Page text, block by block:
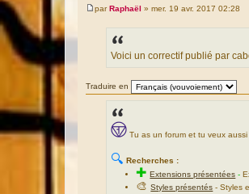
M
parRaphaël » mer. 19 avr. 2017 02:28
Voici un correctif publié par
Traduire en
Tu as un forum et tu veux
🔍 Recherches :
✚Extensions présentées -
🎨Styles présentés - Styles